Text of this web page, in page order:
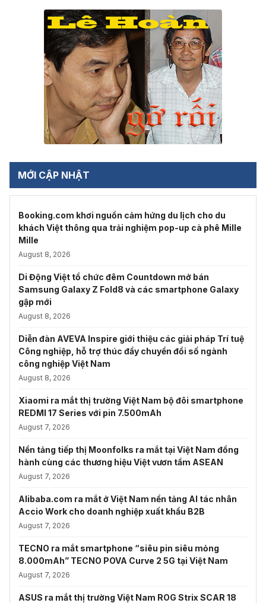
MỚI CẬP NHẬT
Booking.com khơi nguồn cảm hứng du lịch cho du
khách Việt thông qua trải nghiệm pop-up cà phê Mille
Mille
August 8, 2026
Di Động Việt tổ chức đêm Countdown mở bán
Samsung Galaxy Z Fold8 và các smartphone Galaxy
gập mới
August 8, 2026
Diễn đàn AVEVA Inspire giới thiệu các giải pháp Trí tuệ
Công nghiệp, hỗ trợ thúc đẩy chuyển đổi số ngành
công nghiệp Việt Nam
August 8, 2026
Xiaomi ra mắt thị trường Việt Nam bộ đôi smartphone
REDMI 17 Series với pin 7.500mAh
August 7, 2026
Nền tảng tiếp thị Moonfolks ra mắt tại Việt Nam đồng
hành cùng các thương hiệu Việt vươn tầm ASEAN
August 7, 2026
Alibaba.com ra mắt ở Việt Nam nền tảng AI tác nhân
Accio Work cho doanh nghiệp xuất khẩu B2B
August 7, 2026
TECNO ra mắt smartphone “siêu pin siêu mỏng
8.000mAh” TECNO POVA Curve 2 5G tại Việt Nam
August 7, 2026
ASUS ra mắt thị trường Việt Nam ROG Strix SCAR 18